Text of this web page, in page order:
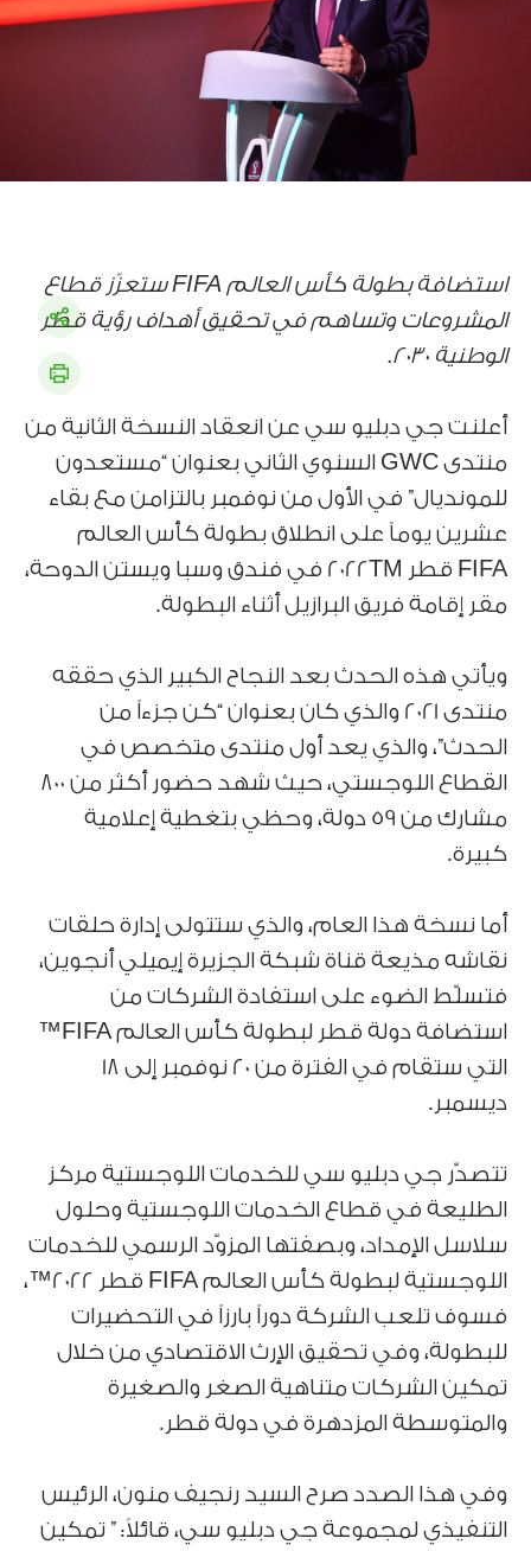
استضافة بطولة كأس العالمFIFAستعزّز قطاع
المشروعات وتساهم في تحقيق أهداف رؤية قطر
الوطنية 2030.
أعلنت جي دبليو سي عن انعقاد النسخة الثانية من
منتدى GWC السنوي الثاني بعنوان “مستعدون
للمونديال” في الأول من نوفمبر بالتزامن مع بقاء
عشرين يوماً على انطلاق بطولة كأس العالم
FIFA قطر 2022
TM
في فندق وسبا ويستن الدوحة،
مقر إقامة فريق البرازيل أثناء البطولة.
ويأتي هذه الحدث بعد النجاح الكبير الذي حققه
منتدى 2021 والذي كان بعنوان “كن جزءاً من
الحدث”، والذي يعد أول منتدى متخصص في
القطاع اللوجستي، حيث شهد حضور أكثر من 800
مشارك من 59 دولة، وحظي بتغطية إعلامية
كبيرة.
أما نسخة هذا العام، والذي ستتولى إدارة حلقات
نقاشه مذيعة قناة شبكة الجزيرة إيميلي أنجوين،
فتسلّط الضوء على استفادة الشركات من
استضافة دولة قطر لبطولة كأس العالم FIFA™
التي ستقام في الفترة من 20 نوفمبر إلى 18
ديسمبر.
تتصدّر جي دبليو سي للخدمات اللوجستية مركز
الطليعة في قطاع الخدمات اللوجستية وحلول
سلاسل الإمداد، وبصفتها المزوّد الرسمي للخدمات
اللوجستية لبطولة كأس العالم FIFA قطر 2022™،
فسوف تلعب الشركة دوراً بارزاً في التحضيرات
للبطولة، وفي تحقيق الإرث الاقتصادي من خلال
تمكين الشركات متناهية الصغر والصغيرة
والمتوسطة المزدهرة في دولة قطر.
وفي هذا الصدد صرح السيد رنجيف منون، الرئيس
التنفيذي لمجموعة جي دبليو سي، قائلاً: ” تمكين